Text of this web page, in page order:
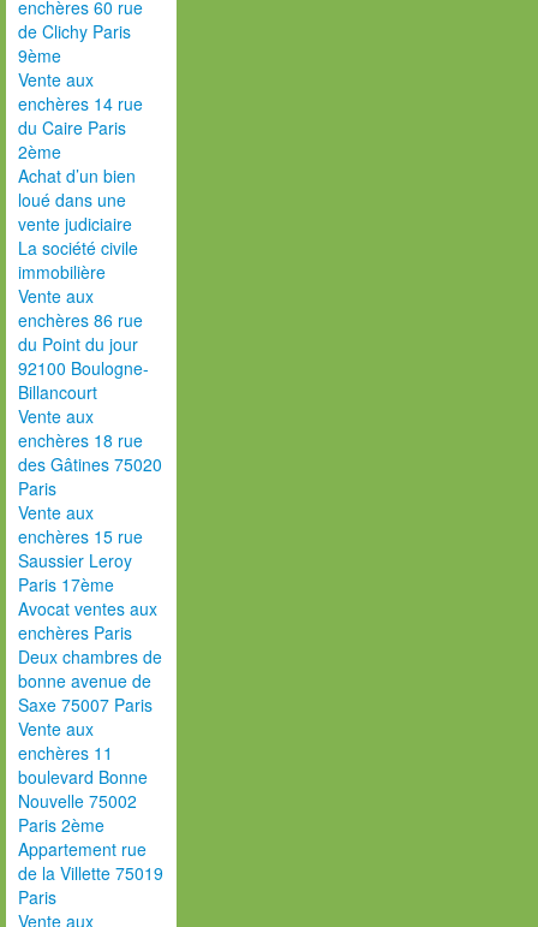
enchères 60 rue
de Clichy Paris
9ème
Vente aux
enchères 14 rue
du Caire Paris
2ème
Achat d’un bien
loué dans une
vente judiciaire
La société civile
immobilière
Vente aux
enchères 86 rue
du Point du jour
92100 Boulogne-
Billancourt
Vente aux
enchères 18 rue
des Gâtines 75020
Paris
Vente aux
enchères 15 rue
Saussier Leroy
Paris 17ème
Avocat ventes aux
enchères Paris
Deux chambres de
bonne avenue de
Saxe 75007 Paris
Vente aux
enchères 11
boulevard Bonne
Nouvelle 75002
Paris 2ème
Appartement rue
de la Villette 75019
Paris
Vente aux